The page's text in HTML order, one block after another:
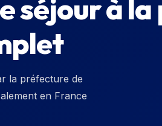
séjour à
la préfecture de
en France